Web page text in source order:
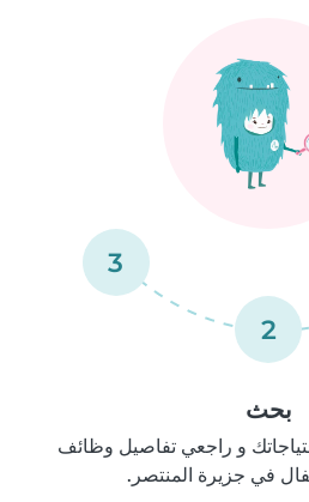
2
3
بحث
و راجعي تفاصيل وظائف
في جزيرة المنتصر.